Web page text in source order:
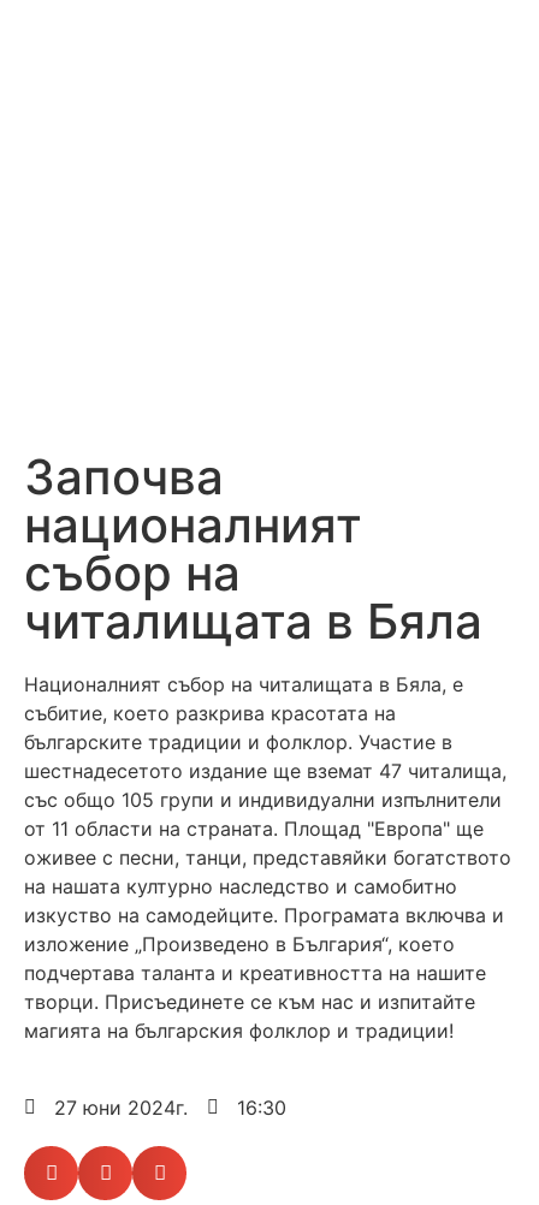
Започва
националният
събор на
читалищата в Бяла
Националният събор на читалищата в Бяла, е
събитие, което разкрива красотата на
българските традиции и фолклор. Участие в
шестнадесетото издание ще вземат 47 читалища,
със общо 105 групи и индивидуални изпълнители
от 11 области на страната. Площад "Европа" ще
оживее с песни, танци, представяйки богатството
на нашата културно наследство и самобитно
изкуство на самодейците. Програмата включва и
изложение „Произведено в България“, което
подчертава таланта и креативността на нашите
творци. Присъединете се към нас и изпитайте
магията на българския фолклор и традиции!
27 юни 2024г. 16:30